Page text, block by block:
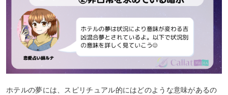
ホテルの夢には、スピリチュアル的にはどのような意味があるの